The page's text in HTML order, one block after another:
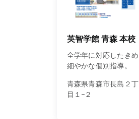
英智学館 青森 本校
全学年に対応したきめ
細やかな個別指導。
青森県青森市長島２丁
目１−２